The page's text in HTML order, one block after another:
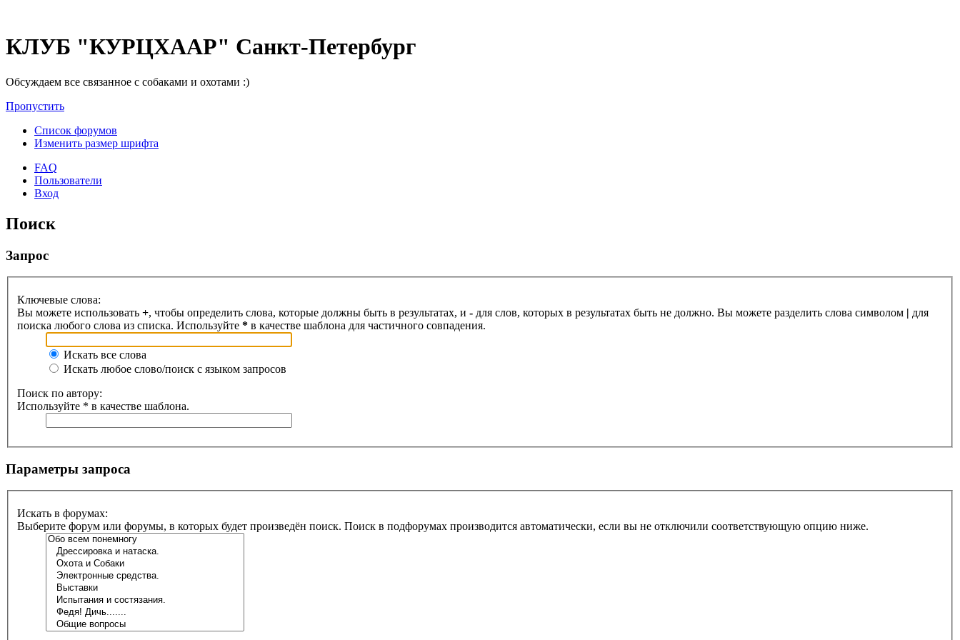
КЛУБ "КУРЦХААР" Санкт-Петербург
Обсуждаем все связанное с собаками и охотами :)
Пропустить
Список форумов
Изменить размер шрифта
FAQ
Пользователи
Вход
Поиск
Запрос
Ключевые слова:
Вы можете использовать +, чтобы определить слова, которые должны быть в результатах, и - для слов, которых в результатах быть не должно. Вы можете разделить слова символом | для
поиска любого слова из списка. Используйте * в качестве шаблона для частичного совпадения.
Искать все слова
Искать любое слово/поиск с языком запросов
Поиск по автору:
Используйте * в качестве шаблона.
Параметры запроса
Искать в форумах:
Выберите форум или форумы, в которых будет произведён поиск. Поиск в подфорумах производится автоматически, если вы не отключили соответствующую опцию ниже.